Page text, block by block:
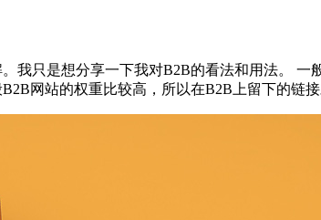
我只是想分享一下我对B2B的看法和用法。
网站的权重比较高，所以在B2B上留下的链